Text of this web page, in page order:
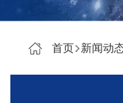
首页 新闻动